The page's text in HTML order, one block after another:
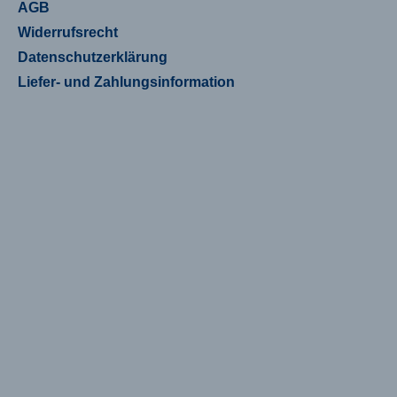
AGB
Widerrufsrecht
Datenschutzerklärung
Liefer- und Zahlungsinformation